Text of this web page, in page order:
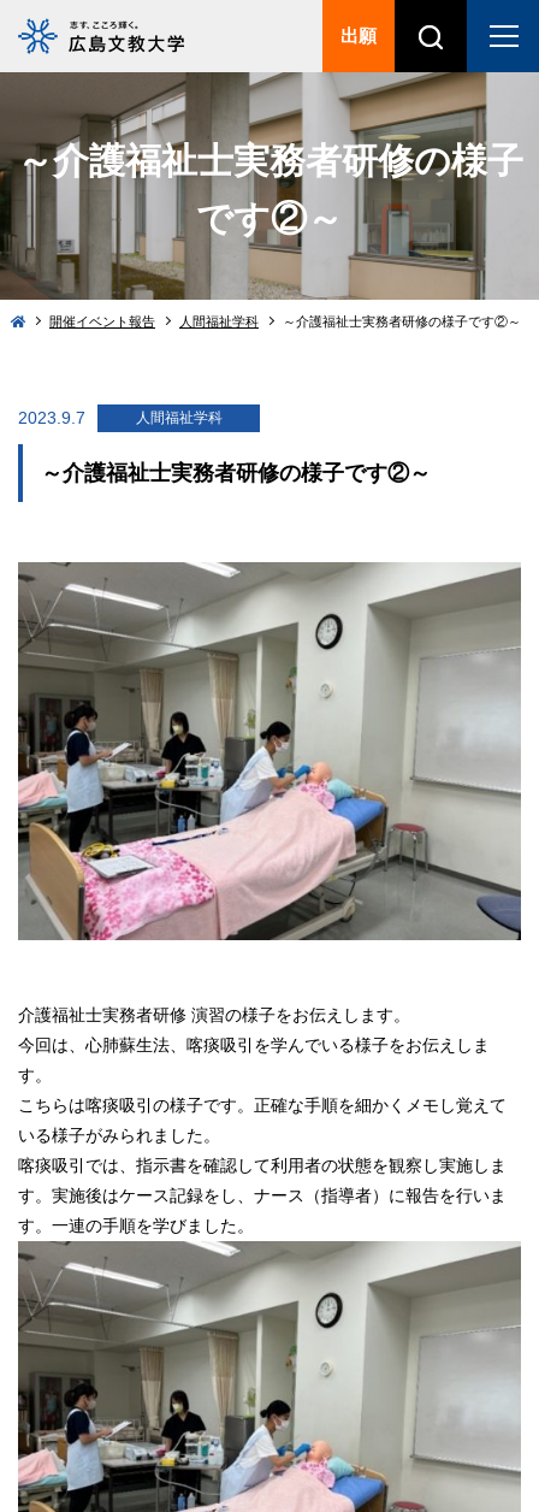
～介護福祉士実務者研修の様子
です②～
開催イベント報告 人間福祉学科 ～介護福祉士実務者研修の様子です②～
2023.9.7 人間福祉学科
～介護福祉士実務者研修の様子です②～
介護福祉士実務者研修 演習の様子をお伝えします。
今回は、心肺蘇生法、喀痰吸引を学んでいる様子をお伝えしま
す。
こちらは喀痰吸引の様子です。正確な手順を細かくメモし覚えて
いる様子がみられました。
喀痰吸引では、指示書を確認して利用者の状態を観察し実施しま
す。実施後はケース記録をし、ナース（指導者）に報告を行いま
す。一連の手順を学びました。
出願